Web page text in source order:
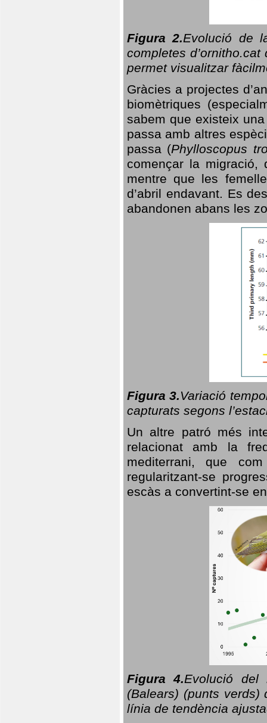
Figura 2.Evolució de
completes
permet visualitzar
Gràcies a projectes
biomètriques
sabem que existeix
passa amb altres
passa (Phylloscopus
començar la migració,
mentre que les
d’abril endavant. Es
abandonen abans les
Figura 3.Variació
capturats segons
Un altre patró més
relacionat amb la
mediterrani, que
regularitzant-se
escàs a convertint-se
Figura 4.Evolució del
(Balears) (punts
línia de tendència